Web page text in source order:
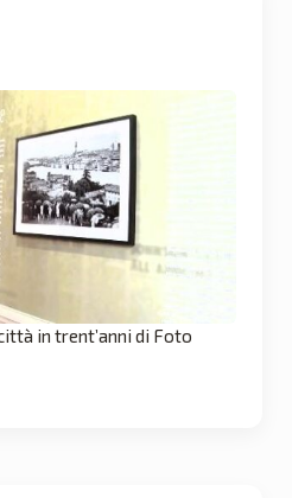
in trent’anni di Foto